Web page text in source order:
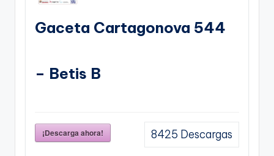
Gaceta Cartagonova 544
– Betis B
¡Descarga ahora! 8425 Descargas